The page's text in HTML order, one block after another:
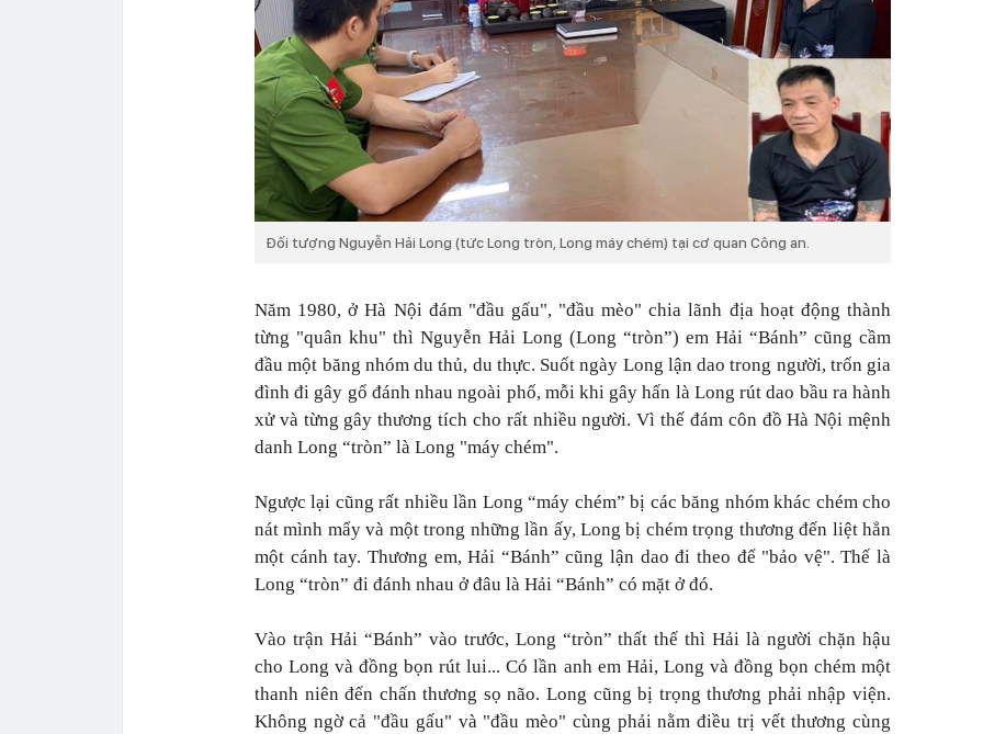
Đối tượng Nguyễn Hải Long (tức Long tròn, Long máy chém) tại cơ quan Công an.
Năm 1980, ở Hà Nội đám "đầu gấu", "đầu mèo" chia lãnh địa hoạt động thành
từng "quân khu" thì Nguyễn Hải Long (Long “tròn”) em Hải “Bánh” cũng cầm
đầu một băng nhóm du thủ, du thực. Suốt ngày Long lận dao trong người, trốn gia
đình đi gây gổ đánh nhau ngoài phố, mỗi khi gây hấn là Long rút dao bầu ra hành
xử và từng gây thương tích cho rất nhiều người. Vì thế đám côn đồ Hà Nội mệnh
danh Long “tròn” là Long "máy chém".
Ngược lại cũng rất nhiều lần Long “máy chém” bị các băng nhóm khác chém cho
nát mình mẩy và một trong những lần ấy, Long bị chém trọng thương đến liệt hẳn
một cánh tay. Thương em, Hải “Bánh” cũng lận dao đi theo để "bảo vệ". Thế là
Long “tròn” đi đánh nhau ở đâu là Hải “Bánh” có mặt ở đó.
Vào trận Hải “Bánh” vào trước, Long “tròn” thất thế thì Hải là người chặn hậu
cho Long và đồng bọn rút lui... Có lần anh em Hải, Long và đồng bọn chém một
thanh niên đến chấn thương sọ não. Long cũng bị trọng thương phải nhập viện.
Không ngờ cả "đầu gấu" và "đầu mèo" cùng phải nằm điều trị vết thương cùng